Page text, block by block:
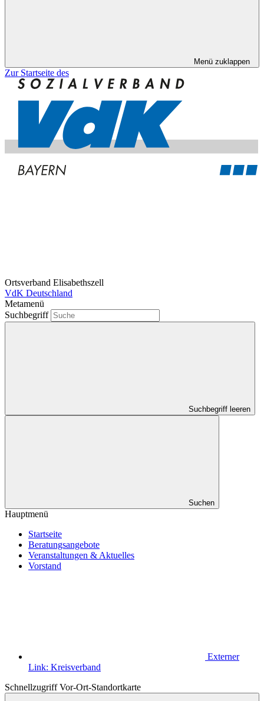
Menü zuklappen
Zur Startseite des
Ortsverband Elisabethszell
VdK Deutschland
Metamenü
Suchbegriff
Suchbegriff leeren
Suchen
Hauptmenü
Startseite
Beratungsangebote
Veranstaltungen & Aktuelles
Vorstand
Externer
Link: Kreisverband
Schnellzugriff Vor-Ort-Standortkarte